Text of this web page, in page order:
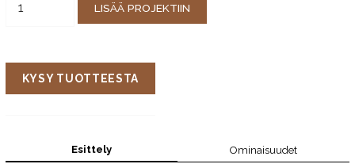
LISÄÄ PROJEKTIIN
KYSY TUOTTEESTA
Esittely Ominaisuudet